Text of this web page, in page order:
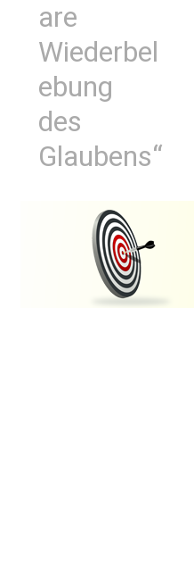
are
Wiederbel
ebung
des
Glaubens“